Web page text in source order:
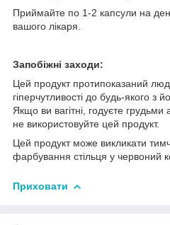
Приймайте по 1-2 капсули на
вашого лікаря.
Запобіжні заходи:
Цей продукт протипоказаний
гіперчутливості до будь-якого з
Якщо ви вагітні, годуєте грудьми
не використовуйте цей продукт.
Цей продукт може викликати
фарбування стільця у червоний
Приховати